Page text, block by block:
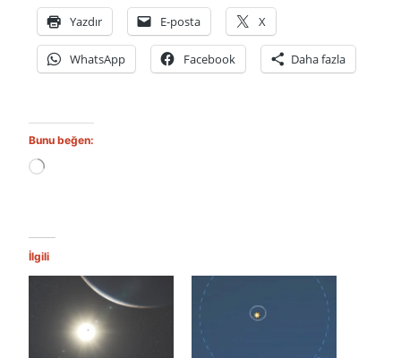
Yazdır E-posta X
WhatsApp Facebook Daha fazla
Bunu beğen:
Y
n
İlgili